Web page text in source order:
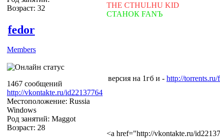
Возраст: 32
THE CTHULHU KID
СТАНОК FANЪ
fedor
Members
1467 сообщений
http://vkontakte.ru/id22137764
Местоположение: Russia
Windows
Род занятий: Maggot
Возраст: 28
версия на 1гб и - http://
<a href="http://vkontakte.ru/